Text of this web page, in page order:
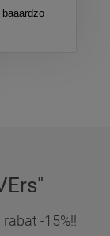
-15%!!